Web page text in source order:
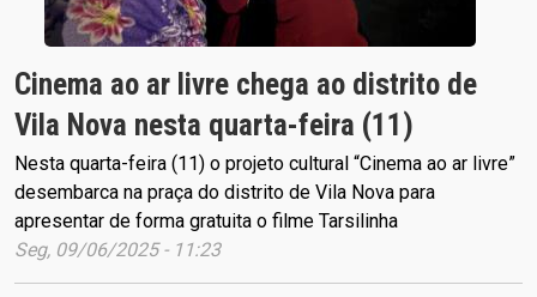
Cinema ao ar livre chega ao distrito de
Vila Nova nesta quarta-feira (11)
Nesta quarta-feira (11) o projeto cultural “Cinema ao ar livre”
desembarca na praça do distrito de Vila Nova para
apresentar de forma gratuita o filme Tarsilinha
Seg, 09/06/2025 - 11:23